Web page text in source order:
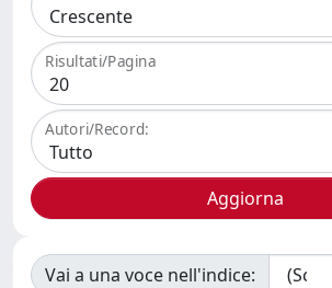
Risultati/Pagina
Autori/Record:
Vai a una voce nell'indice: